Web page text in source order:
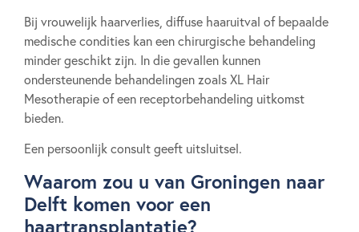
Bij vrouwelijk haarverlies, diffuse haaruitval of bepaalde
medische condities kan een chirurgische behandeling
minder geschikt zijn. In die gevallen kunnen
ondersteunende behandelingen zoals XL Hair
Mesotherapie of een receptorbehandeling uitkomst
bieden.
Een persoonlijk consult geeft uitsluitsel.
Waarom zou u van Groningen naar
Delft komen voor een
haartransplantatie?